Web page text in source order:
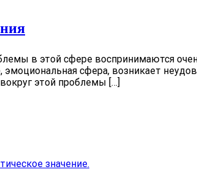
в этой сфере воспринимаются
сфера, возникает
этой проблемы […]
значение.